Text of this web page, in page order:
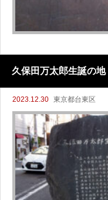
久保田万太郎生誕の地
2023.12.30 東京都台東区